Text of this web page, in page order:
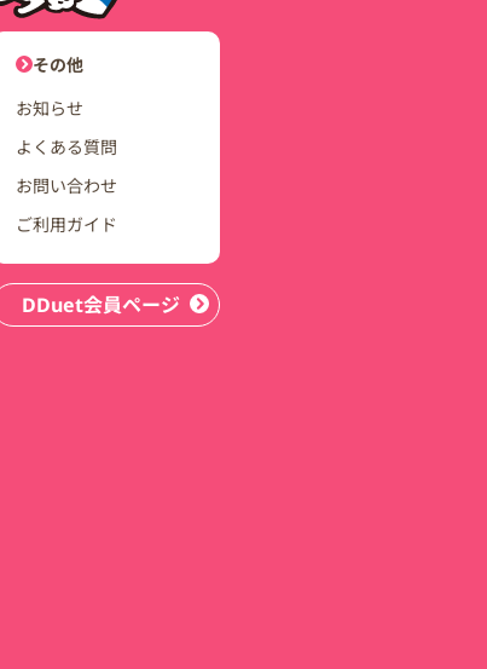
ユーザーナビゲーション
その他
お知らせ
よくある質問
お問い合わせ
ご利用ガイド
DDuet会員ページ